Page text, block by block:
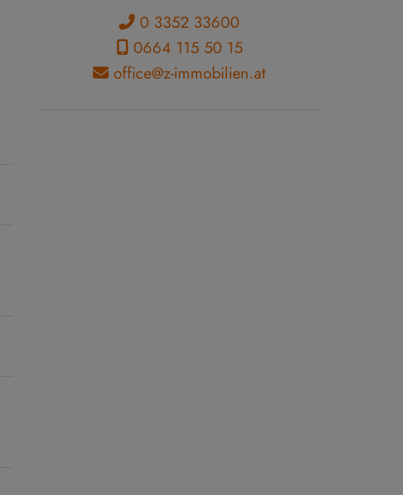
0 3352 33600
0664 115 50 15
office@z-immobilien.at